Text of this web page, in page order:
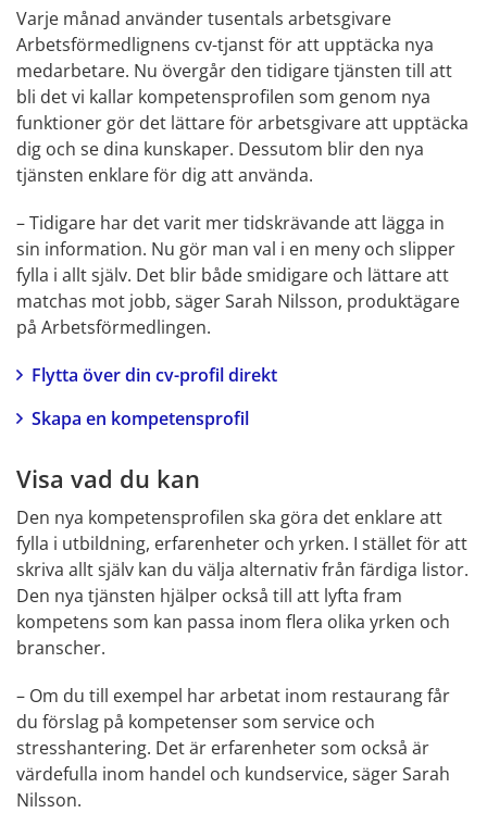
Varje månad använder tusentals arbetsgivare
Arbetsförmedlignens cv-tjanst för att upptäcka nya
medarbetare. Nu övergår den tidigare tjänsten till att
bli det vi kallar kompetensprofilen som genom nya
funktioner gör det lättare för arbetsgivare att upptäcka
dig och se dina kunskaper. Dessutom blir den nya
tjänsten enklare för dig att använda.
– Tidigare har det varit mer tidskrävande att lägga in
sin information. Nu gör man val i en meny och slipper
fylla i allt själv. Det blir både smidigare och lättare att
matchas mot jobb, säger Sarah Nilsson, produktägare
på Arbetsförmedlingen.
Flytta över din cv-profil direkt
Skapa en kompetensprofil
Visa vad du kan
Den nya kompetensprofilen ska göra det enklare att
fylla i utbildning, erfarenheter och yrken. I stället för att
skriva allt själv kan du välja alternativ från färdiga listor.
Den nya tjänsten hjälper också till att lyfta fram
kompetens som kan passa inom flera olika yrken och
branscher.
– Om du till exempel har arbetat inom restaurang får
du förslag på kompetenser som service och
stresshantering. Det är erfarenheter som också är
värdefulla inom handel och kundservice, säger Sarah
Nilsson.